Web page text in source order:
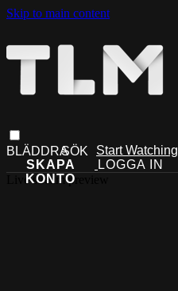
Skip to main content
Start Watching
Live stream preview